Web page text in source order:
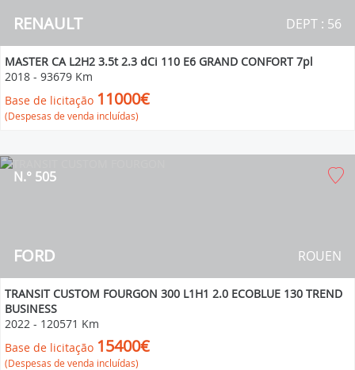
RENAULT DEPT : 56
MASTER CA L2H2 3.5t 2.3 dCi 110 E6 GRAND CONFORT 7pl
2018 - 93679 Km
Base de licitação 11000€
(Despesas de venda incluídas)
FORD
N.° 505
ROUEN
TRANSIT CUSTOM FOURGON 300 L1H1 2.0 ECOBLUE 130 TREND
BUSINESS
2022 - 120571 Km
Base de licitação 15400€
(Despesas de venda incluídas)